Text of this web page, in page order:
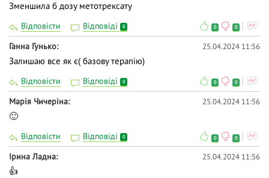
Зменшила б дозу метотрексату
Відповісти Відповіді 0 0 0
Ганна Гунько 25.04.2024 11:56
Залишаю все як є( базову терапію)
Відповісти Відповіді 0 0 0
Марія Чичеріна 25.04.2024 11:56
🙂
Відповісти Відповіді 0 0 0
Iрина Ладна 25.04.2024 11:56
👍